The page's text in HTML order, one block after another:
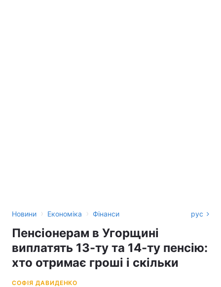
Новини › Економіка › Фінанси рус
Пенсіонерам в Угорщині
виплатять 13-ту та 14-ту пенсію:
хто отримає гроші і скільки
СОФІЯ ДАВИДЕНКО